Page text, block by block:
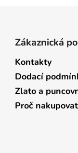
Zákaznická
Kontakty
Dodací
Zlato a
Proč